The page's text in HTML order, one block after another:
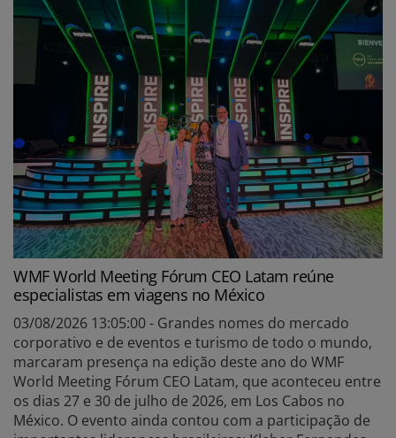
WMF World Meeting Fórum CEO Latam reúne
especialistas em viagens no México
03/08/2026 13:05:00 - Grandes nomes do mercado
corporativo e de eventos e turismo de todo o mundo,
marcaram presença na edição deste ano do WMF
World Meeting Fórum CEO Latam, que aconteceu entre
os dias 27 e 30 de julho de 2026, em Los Cabos no
México. O evento ainda contou com a participação de